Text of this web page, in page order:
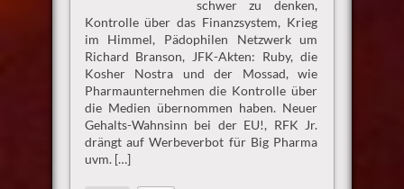
schwer zu denken,
Kontrolle über das Finanzsystem, Krieg
im Himmel, Pädophilen Netzwerk um
Richard Branson, JFK-Akten: Ruby, die
Kosher Nostra und der Mossad, wie
Pharmaunternehmen die Kontrolle über
die Medien übernommen haben. Neuer
Gehalts-Wahnsinn bei der EU!, RFK Jr.
drängt auf Werbeverbot für Big Pharma
uvm. […]